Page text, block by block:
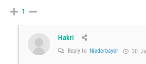
1
Hakri
Reply to Niederbayer 30.